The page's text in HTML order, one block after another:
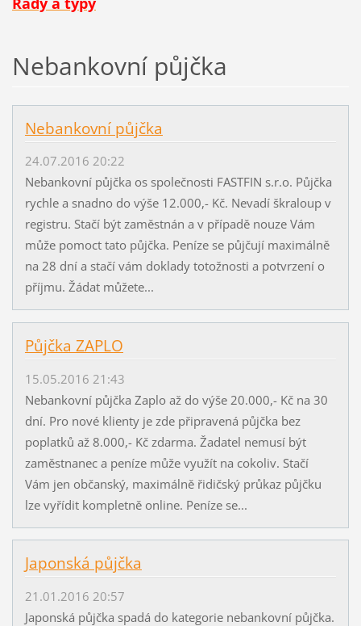
Nebankovní půjčka
Nebankovní půjčka
24.07.2016 20:22
Nebankovní půjčka os společnosti FASTFIN s.r.o. Půjčka
rychle a snadno do výše 12.000,- Kč. Nevadí škraloup v
registru. Stačí být zaměstnán a v případě nouze Vám
může pomoct tato půjčka. Peníze se půjčují maximálně
na 28 dní a stačí vám doklady totožnosti a potvrzení o
příjmu. Žádat můžete...
Půjčka ZAPLO
15.05.2016 21:43
Nebankovní půjčka Zaplo až do výše 20.000,- Kč na 30
dní. Pro nové klienty je zde připravená půjčka bez
poplatků až 8.000,- Kč zdarma. Žadatel nemusí být
zaměstnanec a peníze může využít na cokoliv. Stačí
Vám jen občanský, maximálně řidičský průkaz půjčku
lze vyřídit kompletně online. Peníze se...
Japonská půjčka
21.01.2016 20:57
Japonská půjčka spadá do kategorie nebankovní půjčka.